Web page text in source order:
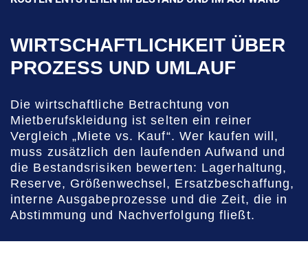
WIRTSCHAFTLICHKEIT ÜBER
PROZESS UND UMLAUF
Die wirtschaftliche Betrachtung von
Mietberufskleidung ist selten ein reiner
Vergleich „Miete vs. Kauf“. Wer kaufen will,
muss zusätzlich den laufenden Aufwand und
die Bestandsrisiken bewerten: Lagerhaltung,
Reserve, Größenwechsel, Ersatzbeschaffung,
interne Ausgabeprozesse und die Zeit, die in
Abstimmung und Nachverfolgung fließt.